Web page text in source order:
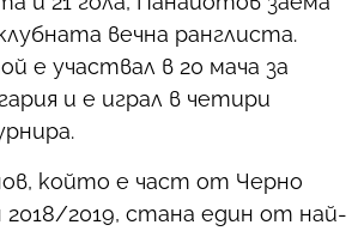
вечна ранглиста.
е участвал в 20 мача за
и е играл в четири
който е част от Черно
2019, стана един от най-